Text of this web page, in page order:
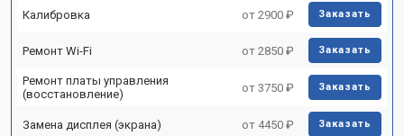
Калибровка от 2900 ₽ Заказать
Ремонт Wi-Fi от 2850 ₽ Заказать
Ремонт платы управления
(восстановление)
от 3750 ₽ Заказать
Замена дисплея (экрана) от 4450 ₽ Заказать